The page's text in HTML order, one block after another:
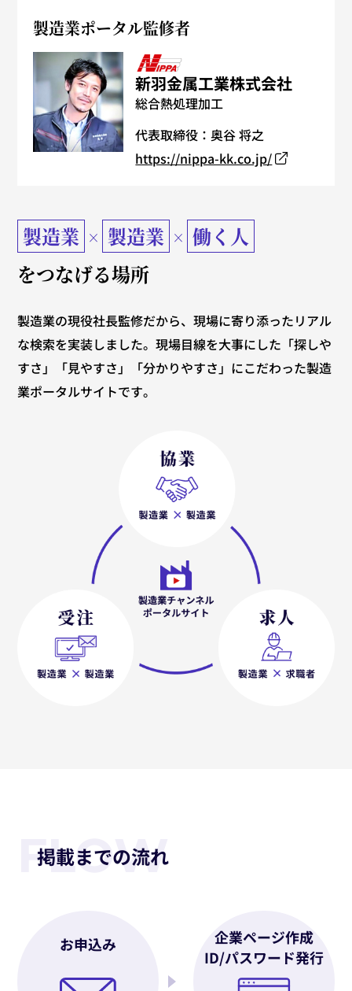
製造業ポータル監修者
新羽金属工業株式会社
総合熱処理加工
代表取締役：奥谷 将之
https://nippa-kk.co.jp/
製造業 製造業
働く人
をつなげる場所
製造業の現役社長監修だから、現場に寄り添ったリアル
な検索を実装しました。現場目線を大事にした「探しや
すさ」「見やすさ」「分かりやすさ」にこだわった製造
業ポータルサイトです。
FLOW
掲載までの流れ
お申込み
企業ページ作成
ID/パスワード発行